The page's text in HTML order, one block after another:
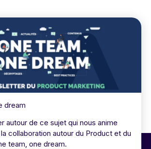
dream
autour de ce sujet qui nous anime
collaboration autour du Product et du
team, one dream.